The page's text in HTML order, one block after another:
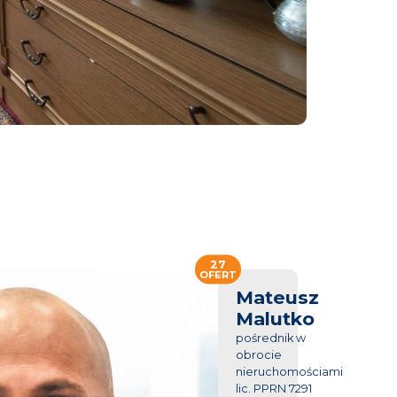
Mateusz
Malutko
pośrednik w
obrocie
nieruchomościami
lic. PPRN 7291
27
OFERT